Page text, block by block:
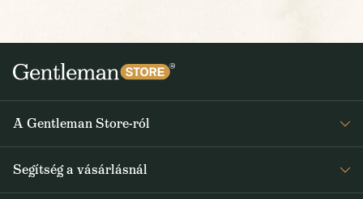
A Gentleman Store-ról
Rólunk
Segítség a vásárlásnál